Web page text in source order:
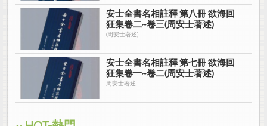
安士全書名相註釋 第八冊 欲海回
狂集卷二~卷三(周安士著述)
(周安士著述)
安士全書名相註釋 第七冊 欲海回
狂集卷一~卷二(周安士著述)
周安士著述